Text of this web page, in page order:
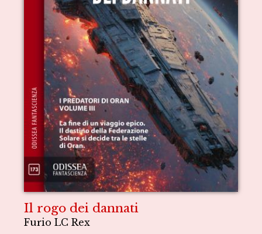
Il rogo dei dannati
Furio LC Rex